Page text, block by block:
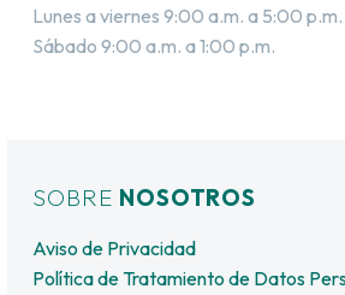
Lunes a viernes 9:00 a.m. a 5:00 p.m.
Sábado 9:00 a.m. a 1:00 p.m.
SOBRE NOSOTROS
Aviso de Privacidad
Política de Tratamiento de Datos